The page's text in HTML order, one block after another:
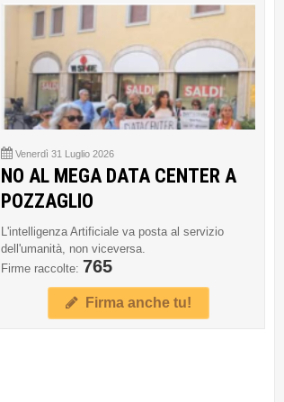
Venerdì 31 Luglio 2026
NO AL MEGA DATA CENTER A
POZZAGLIO
L'intelligenza Artificiale va posta al servizio
dell'umanità, non viceversa.
Firme raccolte: 765
Firma anche tu!